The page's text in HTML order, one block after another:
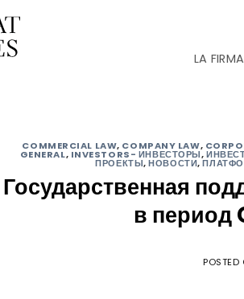
LA FIRMA
COMMERCIAL LAW, COMPANY LAW,
GENERAL, INVESTORS- ИНВЕСТОРЫ,
ПРОЕКТЫ,НОВОСТИ,
Государственная
в период
POSTED